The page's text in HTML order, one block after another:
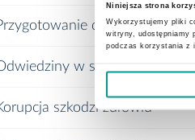
Niniejsza strona
Wykorzystujemy pliki
witryny, udostępniamy
podczas korzystania z
do badań
w szpitalu
szkodzi zdrowiu